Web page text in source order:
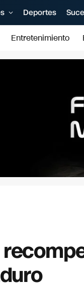
Deportes
Entretenimiento